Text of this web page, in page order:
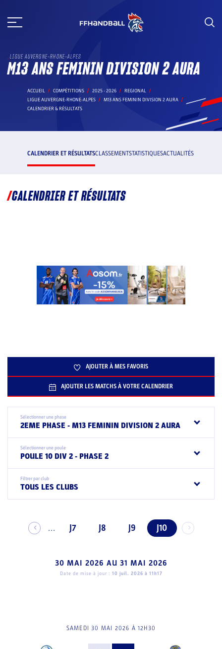
au
LIGUE AUVERGNE-RHONE-ALPES
M13 ANS FEMININ DIVISION 2 AURA
ACCUEIL COMPÉTITIONS 2025 - 2026
REGIONAL
LIGUE AUVERGNE-RHONE-ALPES
M13 ANS FEMININ DIVISION 2 AURA
CALENDRIER & RÉSULTATS
CALENDRIER ET RÉSULTATSCLASSEMENTSTATISTIQUESACTUALITÉS
CALENDRIER ET RÉSULTATS
AJOUTER À MES FAVORIS
AJOUTER LES MATCHS À VOTRE CALENDRIER
Sélectionner une phase
2EME PHASE - M13 FEMININ DIVISION 2 AURA
Sélectionner une poule
POULE 10 DIV 2 - PHASE 2
Filtrer par club
TOUS LES CLUBS
... J7 J8 J9 J10
30 MAI 2026 AU 31 MAI 2026
Date de mise à jour : 10 juil. 2026 à 11h17
SAMEDI 30 MAI 2026 À 12H30